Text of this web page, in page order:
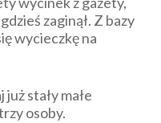
zaginął. Z bazy
wycieczkę na
stały małe
osoby.